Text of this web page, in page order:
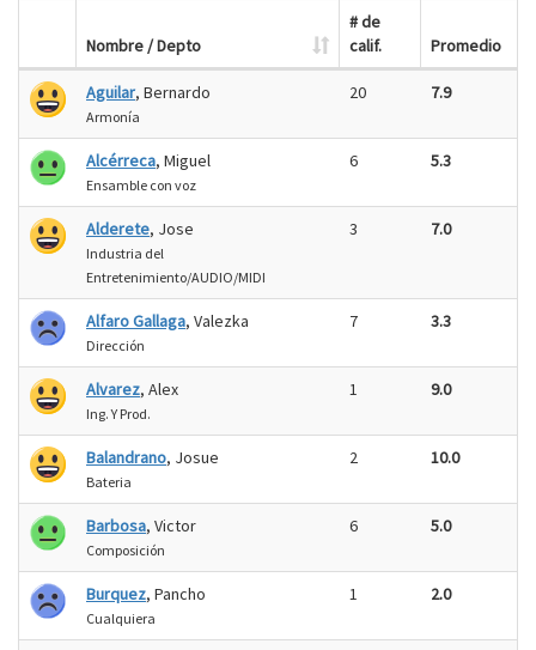
Nombre / Depto
# de
calif.
Promedio
Aguilar, Bernardo
Armonía
20 7.9
Alcérreca, Miguel
Ensamble con voz
6 5.3
Alderete, Jose
Industria del
Entretenimiento/AUDIO/MIDI
3 7.0
Alfaro Gallaga, Valezka
Dirección
7 3.3
Alvarez, Alex
Ing. Y Prod.
1 9.0
Balandrano, Josue
Bateria
2 10.0
Barbosa, Victor
Composición
6 5.0
Burquez, Pancho
Cualquiera
1 2.0